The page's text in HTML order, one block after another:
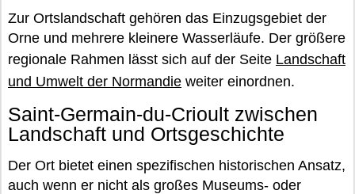
Zur Ortslandschaft gehören das Einzugsgebiet der
Orne und mehrere kleinere Wasserläufe. Der größere
regionale Rahmen lässt sich auf der Seite Landschaft
und Umwelt der Normandie weiter einordnen.
Saint-Germain-du-Crioult zwischen
Landschaft und Ortsgeschichte
Der Ort bietet einen spezifischen historischen Ansatz,
auch wenn er nicht als großes Museums- oder